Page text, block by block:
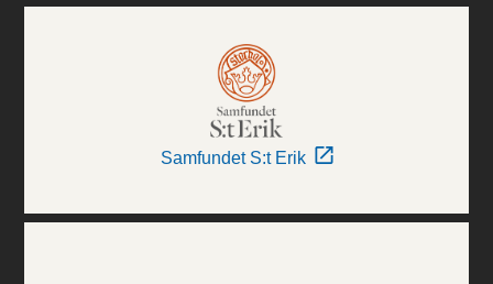
Samfundet S:t Erik